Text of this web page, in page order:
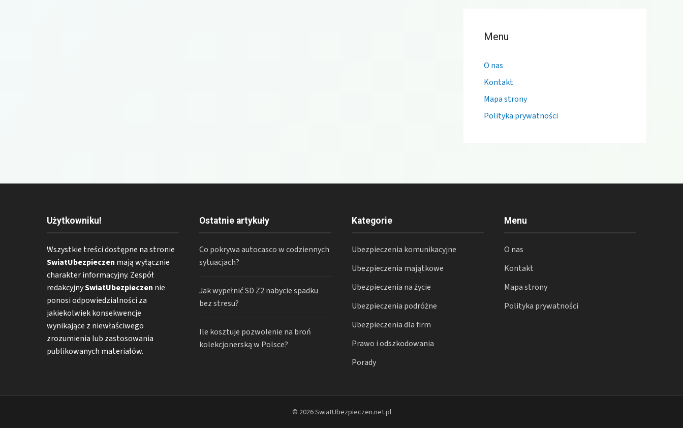
Menu
O nas
Kontakt
Mapa strony
Polityka prywatności
Użytkowniku!
Wszystkie treści dostępne na stronie
SwiatUbezpieczen mają wyłącznie
charakter informacyjny. Zespół
redakcyjnySwiatUbezpieczen nie
ponosi odpowiedzialności za
jakiekolwiek konsekwencje
wynikające z niewłaściwego
zrozumienia lub zastosowania
publikowanych materiałów.
Ostatnie artykuły
Co pokrywa autocasco w codziennych
sytuacjach?
Jak wypełnić SD Z2 nabycie spadku
bez stresu?
Ile kosztuje pozwolenie na broń
kolekcjonerską w Polsce?
Kategorie
Ubezpieczenia komunikacyjne
Ubezpieczenia majątkowe
Ubezpieczenia na życie
Ubezpieczenia podróżne
Ubezpieczenia dla firm
Prawo i odszkodowania
Porady
Menu
O nas
Kontakt
Mapa strony
Polityka prywatności
© 2026 SwiatUbezpieczen.net.pl